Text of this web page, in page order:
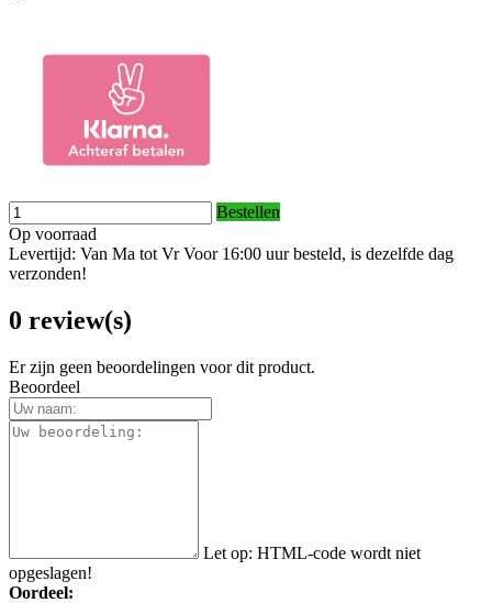
Bestellen
Op voorraad
Levertijd: Van Ma tot Vr Voor 16:00 uur besteld, is dezelfde dag
verzonden!
0 review(s)
Er zijn geen beoordelingen voor dit product.
Beoordeel
Let op: HTML-code wordt niet
opgeslagen!
Oordeel: